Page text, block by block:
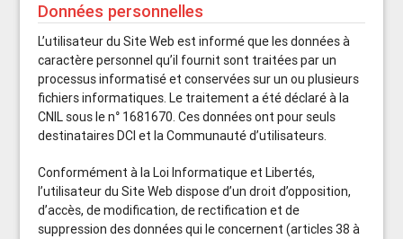
Données personnelles
L’utilisateur du Site Web est informé que les données à
caractère personnel qu’il fournit sont traitées par un
processus informatisé et conservées sur un ou plusieurs
fichiers informatiques. Le traitement a été déclaré à la
CNIL sous le n° 1681670. Ces données ont pour seuls
destinataires DCI et la Communauté d’utilisateurs.
Conformément à la Loi Informatique et Libertés,
l’utilisateur du Site Web dispose d’un droit d’opposition,
d’accès, de modification, de rectification et de
suppression des données qui le concernent (articles 38 à